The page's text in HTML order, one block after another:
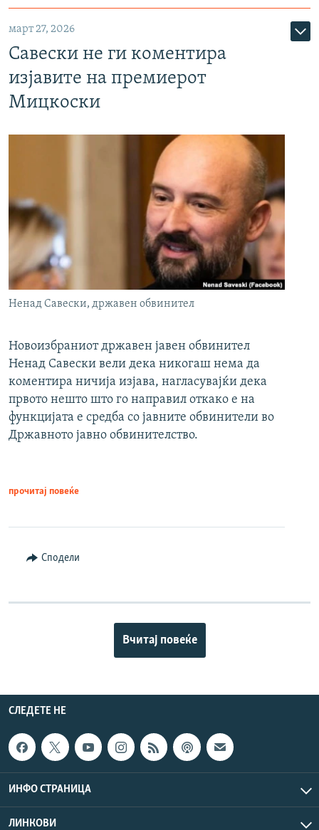
март 27, 2026
Савески не ги коментира
изјавите на премиерот
Мицкоски
Ненад Савески, државен обвинител
Новоизбраниот државен јавен обвинител
Ненад Савески вели дека никогаш нема да
коментира ничија изјава, нагласувајќи дека
првото нешто што го направил откако е на
функцијата е средба со јавните обвинители во
Државното јавно обвинителство.
прочитај повеќе
Сподели
Вчитај повеќе
СЛЕДЕТЕ НЕ
ИНФО СТРАНИЦА
ЛИНКОВИ